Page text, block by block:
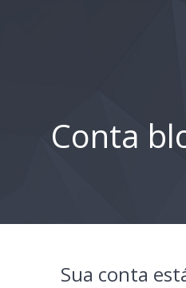
Conta
Sua conta